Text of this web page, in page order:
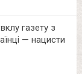
газету з
— нацисти